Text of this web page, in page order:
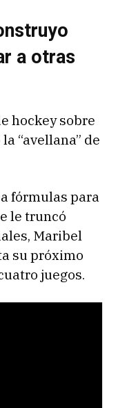
a otras
hockey sobre
“avellana” de
fórmulas para
le truncó
Maribel
su próximo
juegos.